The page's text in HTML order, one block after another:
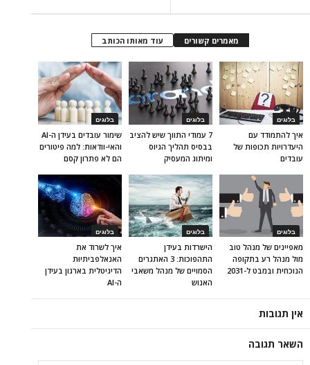
מאמרים קשורים עוד מאותו הכותב
בלוגים
שימור עובדים בעידן ה-AI
והאי-וודאות: למה פיטורים
הם לא פתרון קסם
בלוגים
7 עמודי התווך שיש להציב
בבסיס תהליך הגיוס
ומיתוג המעסיק
בלוגים
איך להתמודד עם
היעדרויות תכופות של
עובדים
בלוגים
איך לשרוד את
האנאלפביתיוּת
הדיגיטלית בארגון בעידן
ה-AI
בלוגים
הישרדות בעידן
התהפוכות: 3 האתגרים
הסמויים של מנהל משאבי
האנוש
בלוגים
מאפיינים של מנהל טוב
מול מנהל רע בתקופה
הנוכחית ובמבט ל-2031
אין תגובות
השאר תגובה